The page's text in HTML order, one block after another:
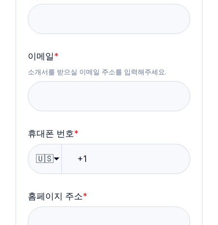
이메일*
소개서를 받으실 이메일 주소를 입력해주세요.
휴대폰 번호*
🇺🇸
홈페이지 주소*